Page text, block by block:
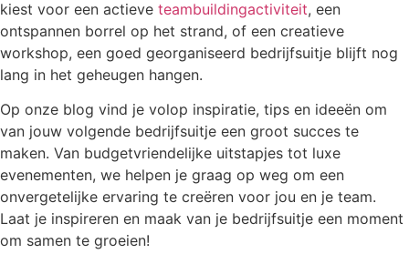
kiest voor een actieve teambuildingactiviteit, een
ontspannen borrel op het strand, of een creatieve
workshop, een goed georganiseerd bedrijfsuitje blijft nog
lang in het geheugen hangen.
Op onze blog vind je volop inspiratie, tips en ideeën om
van jouw volgende bedrijfsuitje een groot succes te
maken. Van budgetvriendelijke uitstapjes tot luxe
evenementen, we helpen je graag op weg om een
onvergetelijke ervaring te creëren voor jou en je team.
Laat je inspireren en maak van je bedrijfsuitje een moment
om samen te groeien!